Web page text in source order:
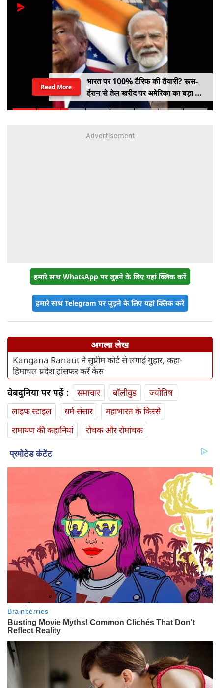
भारत पर 100% टैरिफ की तैयारी? रूस-
ईरान से तेल खरीद पर अमेरिका का बड़ा वार,
सीनेट में बिल पास
Read More
हमारे साथ WhatsApp पर जुड़ने के लिए यहां क्लिक करें
हमारे साथ Telegram पर जुड़ने के लिए यहां क्लिक करें
अगला लेख
Kangana Ranaut ने सुप्रीम कोर्ट से लगाई गुहार, कहा-
हिमाचल प्रदेश ट्रांसफर करें केस
वेबदुनिया पर पढ़ें : समाचार बॉलीवुड
ज्योतिष
लाइफ स्‍टाइल
धर्म-संसार
महाभारत के किस्से
रामायण की कहानियां
रोचक और रोमांचक